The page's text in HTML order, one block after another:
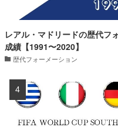
代表通算成績
103試合・0得点
レアル・マドリードの歴代フ
成績【1991〜2020】
歴代フォーメーション